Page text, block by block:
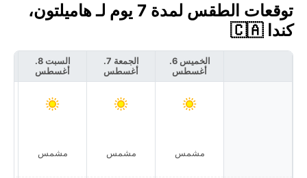
توقعات الطقس لمدة 7 يوم لـ هاميلتون،
كندا 🇨🇦
الخميس 6.
أغسطس
مشمس
الجمعة 7.
أغسطس
مشمس
السبت 8.
أغسطس
مشمس